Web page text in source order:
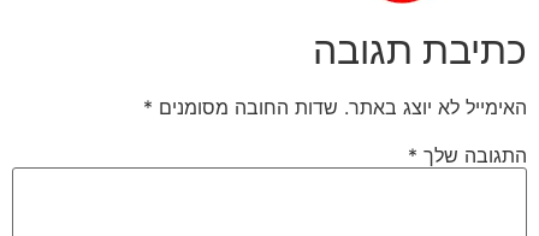
כתיבת תגובה
האימייל לא יוצג באתר. שדות החובה מסומנים *
התגובה שלך *